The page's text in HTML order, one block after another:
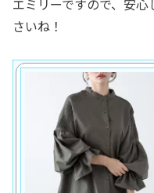
エミリーですので、安
さいね！